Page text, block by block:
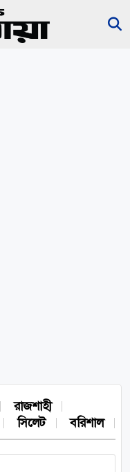
রাজশাহী
সিলেট বরিশাল